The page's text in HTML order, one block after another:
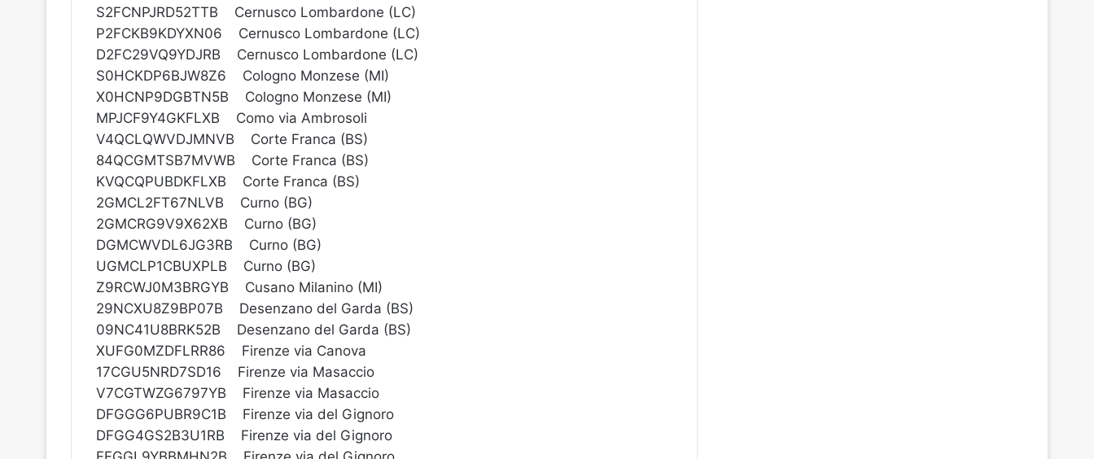
S2FCNPJRD52TTB Cernusco Lombardone (LC)
P2FCKB9KDYXN06 Cernusco Lombardone (LC)
D2FC29VQ9YDJRB Cernusco Lombardone (LC)
S0HCKDP6BJW8Z6 Cologno Monzese (MI)
X0HCNP9DGBTN5B Cologno Monzese (MI)
MPJCF9Y4GKFLXB Como via Ambrosoli
V4QCLQWVDJMNVB Corte Franca (BS)
84QCGMTSB7MVWB Corte Franca (BS)
KVQCQPUBDKFLXB Corte Franca (BS)
2GMCL2FT67NLVB Curno (BG)
2GMCRG9V9X62XB Curno (BG)
DGMCWVDL6JG3RB Curno (BG)
UGMCLP1CBUXPLB Curno (BG)
Z9RCWJ0M3BRGYB Cusano Milanino (MI)
29NCXU8Z9BP07B Desenzano del Garda (BS)
09NC41U8BRK52B Desenzano del Garda (BS)
XUFG0MZDFLRR86 Firenze via Canova
17CGU5NRD7SD16 Firenze via Masaccio
V7CGTWZG6797YB Firenze via Masaccio
DFGGG6PUBR9C1B Firenze via del Gignoro
DFGG4GS2B3U1RB Firenze via del Gignoro